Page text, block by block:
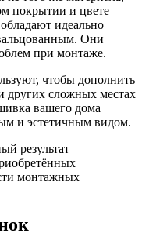
покрытии и цвете
идеально
Они
при монтаже.
чтобы дополнить
других сложных местах
вашего дома
и эстетичным видом.
результат
монтажных